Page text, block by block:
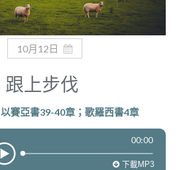
10月12日
跟上步伐
以賽亞書39-40章；歌羅西書4章
00:00
下載MP3